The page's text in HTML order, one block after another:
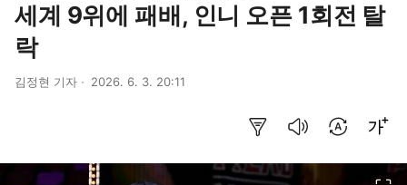
세계 9위에 패배, 인니 오픈 1회전 탈
락
김정현 기자 2026. 6. 3. 20:11